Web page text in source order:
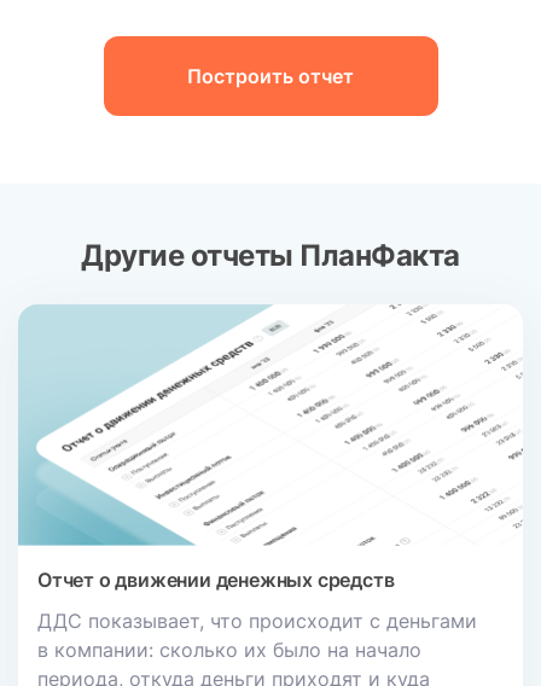
Построить отчет
Другие отчеты ПланФакта
Отчет о движении денежных средств
ДДС показывает, что происходит с деньгами
в компании: сколько их было на начало
периода, откуда деньги приходят и куда